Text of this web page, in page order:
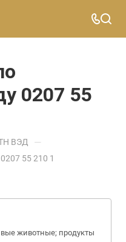
0207 55
ВЭД —
55 210 1
животные; продукты